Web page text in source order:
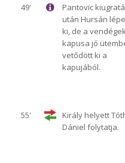
49'
Pantovic
után Hursán
ki, de a
kapusa jó
vetődött ki a
kapujából.
55'
Király helyett
Dániel folytatja.